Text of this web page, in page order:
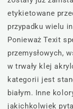
etykietowane
przypadku wielu
Ponieważ Texit
przemysłowych,
w trwały klej
kategorii jest
białym. Inne
jakichkolwiek